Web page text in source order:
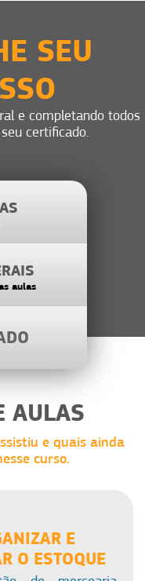
SEU
e completando todos
certificado.
aulas
AULAS
e quais ainda
curso.
E
O ESTOQUE